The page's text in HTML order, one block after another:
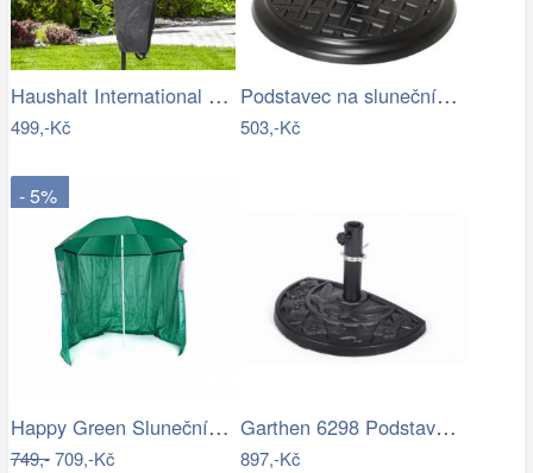
Haushalt International Ochranný obal na…
499,-Kč
Podstavec na slunečník, kulatý, 15 kg
503,-Kč
- 5%
Happy Green Slunečník s boční stěnou,…
749,-709,-Kč
Garthen 6298 Podstavec pro půlkulaté…
897,-Kč